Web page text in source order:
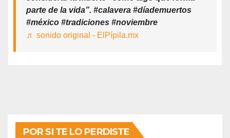
parte de la vida”. #calavera #díademuertos
#méxico #tradiciones #noviembre
♬ sonido original - ElPípila.mx
POR SI TE LO PERDISTE